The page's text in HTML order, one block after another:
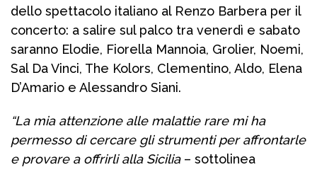
dello spettacolo italiano al Renzo Barbera per il
concerto: a salire sul palco tra venerdì e sabato
saranno Elodie, Fiorella Mannoia, Grolier, Noemi,
Sal Da Vinci, The Kolors, Clementino, Aldo, Elena
D’Amario e Alessandro Siani.
“La mia attenzione alle malattie rare mi ha
permesso di cercare gli strumenti per affrontarle
e provare a offrirli alla Sicilia– sottolinea